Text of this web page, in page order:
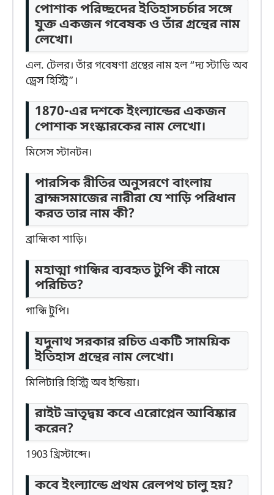
পোশাক পরিচ্ছদের ইতিহাসচর্চার সঙ্গে
যুক্ত একজন গবেষক ও তাঁর গ্রন্থের নাম
লেখো।
এল. টেলর। তাঁর গবেষণা গ্রন্থের নাম হল “দ্য স্টাডি অব
ড্রেস হিস্ট্রি”।
1870-এর দশকে ইংল্যান্ডের একজন
পোশাক সংস্কারকের নাম লেখো।
মিসেস স্টানটন।
পারসিক রীতির অনুসরণে বাংলায়
ব্রাহ্মসমাজের নারীরা যে শাড়ি পরিধান
করত তার নাম কী?
ব্রাহ্মিকা শাড়ি।
মহাত্মা গান্ধির ব্যবহৃত টুপি কী নামে
পরিচিত?
গান্ধি টুপি।
যদুনাথ সরকার রচিত একটি সাময়িক
ইতিহাস গ্রন্থের নাম লেখো।
মিলিটারি হিস্ট্রি অব ইন্ডিয়া।
রাইট ভ্রাতৃদ্বয় কবে এরোপ্লেন আবিষ্কার
করেন?
1903 খ্রিস্টাব্দে।
কবে ইংল্যান্ডে প্রথম রেলপথ চালু হয়?